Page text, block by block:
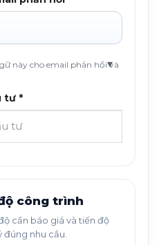
này cho email phản hồi và
tư *
công trình
cần báo giá và tiến độ
đúng nhu cầu.